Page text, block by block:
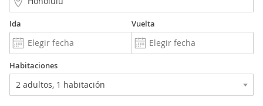
Ida Vuelta
Habitaciones